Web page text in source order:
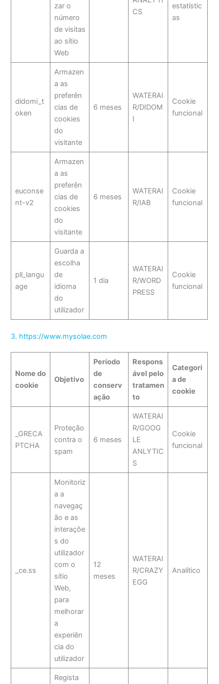
zar o
número
de visitas
ao sítio
Web
CS
estatístic
as
didomi_t
oken
Armazen
a as
preferên
cias de
cookies
do
visitante
6 meses
WATERAI
R/DIDOM
I
Cookie
funcional
euconse
nt-v2
Armazen
a as
preferên
cias de
cookies
do
visitante
6 meses
WATERAI
R/IAB
Cookie
funcional
pll_langu
age
Guarda a
escolha
de
idioma
do
utilizador
1 dia
WATERAI
R/WORD
PRESS
Cookie
funcional
3. https://www.mysolae.com
Nome do
cookie
Objetivo
Período
de
conserv
ação
Respons
ável pelo
tratamen
to
Categori
a de
cookie
_GRECA
PTCHA
Proteção
contra o
spam
6 meses
WATERAI
R/GOOG
LE
ANLYTIC
S
Cookie
funcional
_ce.ss
Monitoriz
a a
navegaç
ão e as
interaçõe
s do
utilizador
com o
sítio
Web,
para
melhorar
a
experiên
cia do
utilizador
12
meses
WATERAI
R/CRAZY
EGG
Analítico
Regista